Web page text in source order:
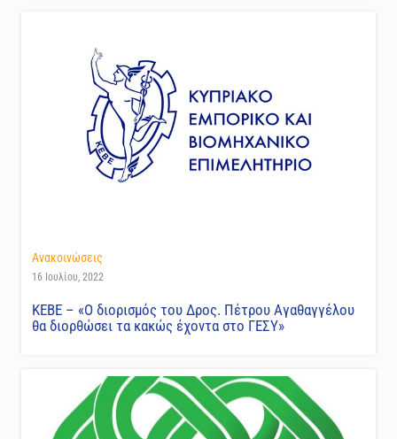
Ανακοινώσεις
16 Ιουλίου, 2022
ΚΕΒΕ – «Ο διορισμός του Δρος. Πέτρου Αγαθαγγέλου
θα διορθώσει τα κακώς έχοντα στο ΓΕΣΥ»